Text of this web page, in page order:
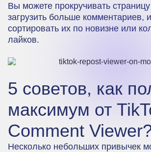
Вы можете прокручивать
загрузить больше комментариев,
сортировать их по новизне или
лайков.
5 советов, как
максимум от
Comment
Несколько небольших привычек